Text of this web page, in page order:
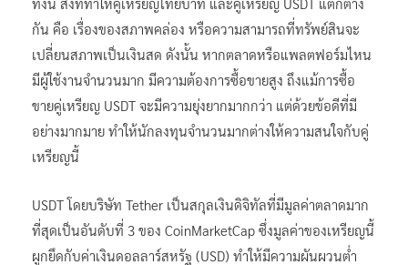
กัน คือ เรื่องของสภาพคล่อง หรือความสามารถที่ทรัพย์สินจะ
เปลี่ยนสภาพเป็นเงินสด ดังนั้น หากตลาดหรือแพลตฟอร์มไหน
มีผู้ใช้งานจำนวนมาก มีความต้องการซื้อขายสูง ถึงแม้การซื้อ
ขายคู่เหรียญ USDT จะมีความยุ่งยากมากกว่า แต่ด้วยข้อดีที่มี
อย่างมากมาย ทำให้นักลงทุนจำนวนมากต่างให้ความสนใจกับคู่
เหรียญนี้
USDT โดยบริษัท Tether เป็นสกุลเงินดิจิทัลที่มีมูลค่าตลาดมาก
ที่สุดเป็นอันดับที่ 3 ของ CoinMarketCap ซึ่งมูลค่าของเหรียญนี้
ผูกยึดกับค่าเงินดอลลาร์สหรัฐ (USD) ทำให้มีความผันผวนต่ำ